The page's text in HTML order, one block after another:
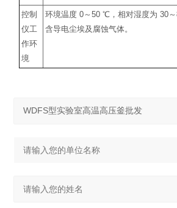
控制
仪工
作环
境
环境温度 0～50℃ ，相对湿度为 30～
含导电尘埃及腐蚀气体。